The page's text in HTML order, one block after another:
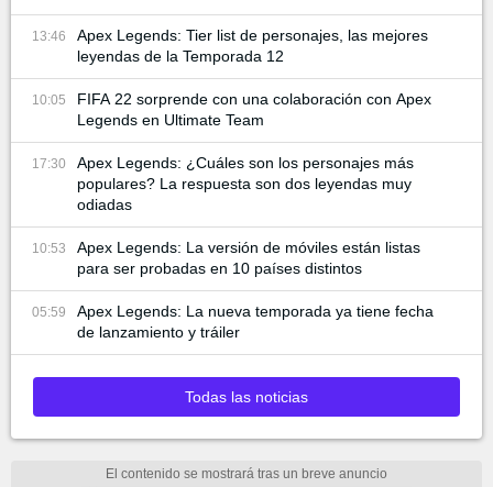
13:46
Apex Legends: Tier list de personajes, las mejores
leyendas de la Temporada 12
10:05
FIFA 22 sorprende con una colaboración con Apex
Legends en Ultimate Team
17:30
Apex Legends: ¿Cuáles son los personajes más
populares? La respuesta son dos leyendas muy
odiadas
10:53
Apex Legends: La versión de móviles están listas
para ser probadas en 10 países distintos
05:59
Apex Legends: La nueva temporada ya tiene fecha
de lanzamiento y tráiler
Todas las noticias